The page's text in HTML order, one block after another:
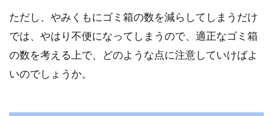
ただし、やみくもにゴミ箱の数を減らしてしまうだけ
では、やはり不便になってしまうので、適正なゴミ箱
の数を考える上で、どのような点に注意していけばよ
いのでしょうか。